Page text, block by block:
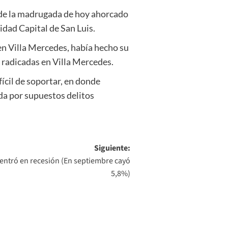
la madrugada de hoy ahorcado
Capital de San Luis.
Villa Mercedes, había hecho su
en Villa Mercedes.
de soportar, en donde
por supuestos delitos
Siguiente:
en recesión (En septiembre cayó
5,8%)